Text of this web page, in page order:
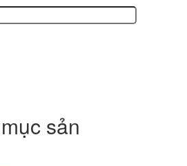
phòng phẩm, phấn không bụi, bút sáp,
sản